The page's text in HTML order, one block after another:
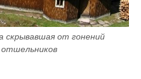
скрывавшая от гонений